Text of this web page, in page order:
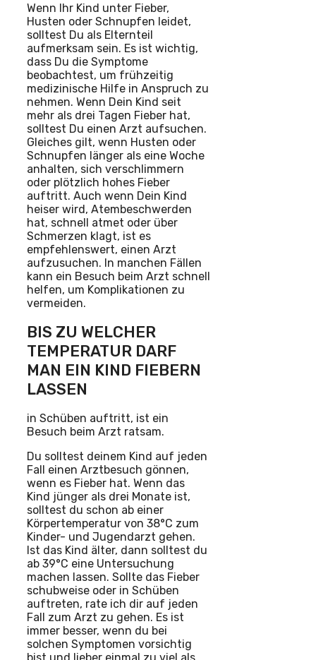
Wenn Ihr Kind unter Fieber,
Husten oder Schnupfen leidet,
solltest Du als Elternteil
aufmerksam sein. Es ist wichtig,
dass Du die Symptome
beobachtest, um frühzeitig
medizinische Hilfe in Anspruch zu
nehmen. Wenn Dein Kind seit
mehr als drei Tagen Fieber hat,
solltest Du einen Arzt aufsuchen.
Gleiches gilt, wenn Husten oder
Schnupfen länger als eine Woche
anhalten, sich verschlimmern
oder plötzlich hohes Fieber
auftritt. Auch wenn Dein Kind
heiser wird, Atembeschwerden
hat, schnell atmet oder über
Schmerzen klagt, ist es
empfehlenswert, einen Arzt
aufzusuchen. In manchen Fällen
kann ein Besuch beim Arzt schnell
helfen, um Komplikationen zu
vermeiden.
BIS ZU WELCHER
TEMPERATUR DARF
MAN EIN KIND FIEBERN
LASSEN
in Schüben auftritt, ist ein
Besuch beim Arzt ratsam.
Du solltest deinem Kind auf jeden
Fall einen Arztbesuch gönnen,
wenn es Fieber hat. Wenn das
Kind jünger als drei Monate ist,
solltest du schon ab einer
Körpertemperatur von 38°C zum
Kinder- und Jugendarzt gehen.
Ist das Kind älter, dann solltest du
ab 39°C eine Untersuchung
machen lassen. Sollte das Fieber
schubweise oder in Schüben
auftreten, rate ich dir auf jeden
Fall zum Arzt zu gehen. Es ist
immer besser, wenn du bei
solchen Symptomen vorsichtig